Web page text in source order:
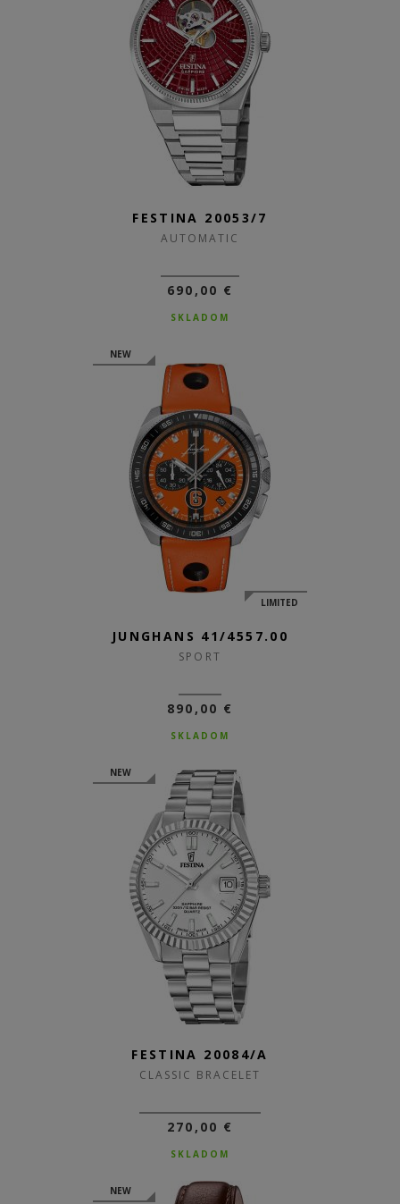
FESTINA 20053/7
AUTOMATIC
690,00 €
SKLADOM
NEW
LIMITED
JUNGHANS 41/4557.00
SPORT
890,00 €
SKLADOM
NEW
FESTINA 20084/A
CLASSIC BRACELET
270,00 €
SKLADOM
NEW